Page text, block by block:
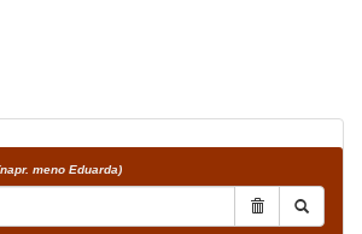
meno Eduarda)